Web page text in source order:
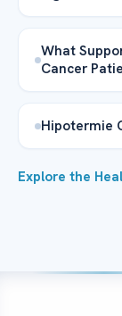
What
Cancer
Hipotermie
Explore the